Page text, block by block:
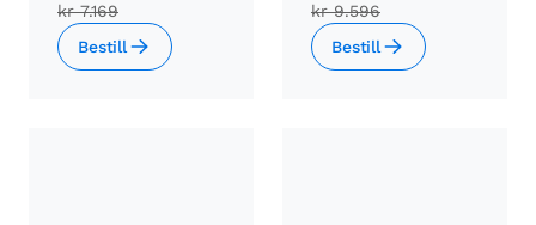
kr 7.169
Bestill
kr 9.596
Bestill